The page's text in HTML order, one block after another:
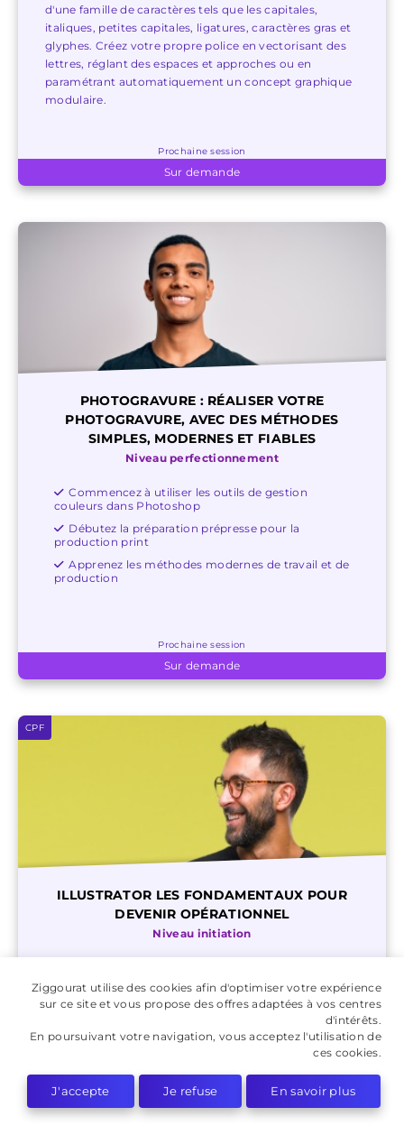
d'une famille de caractères tels que les capitales,
italiques, petites capitales, ligatures, caractères gras et
glyphes. Créez votre propre police en vectorisant des
lettres, réglant des espaces et approches ou en
paramétrant automatiquement un concept graphique
modulaire.
Prochaine session
Sur demande
PHOTOGRAVURE : RÉALISER VOTRE
PHOTOGRAVURE, AVEC DES MÉTHODES
SIMPLES, MODERNES ET FIABLES
Niveau perfectionnement
Commencez à utiliser les outils de gestion
couleurs dans Photoshop
Débutez la préparation prépresse pour la
production print
Apprenez les méthodes modernes de travail et de
production
Prochaine session
Sur demande
CPF
ILLUSTRATOR LES FONDAMENTAUX POUR
DEVENIR OPÉRATIONNEL
Niveau initiation
vectoriel - Utilisation avancée de l'outil Plume pour
dessiner des tracés complexes - Organisation et
structuration efficace des dessins vectoriels grâce aux
calques
Prochaine session
du 07 sept au 09 sept 2026
Ziggourat utilise des cookies afin d'optimiser votre expérience
sur ce site et vous propose des offres adaptées à vos centres
d'intérêts.
En poursuivant votre navigation, vous acceptez l'utilisation de
ces cookies.
J'accepte Je refuse En savoir plus